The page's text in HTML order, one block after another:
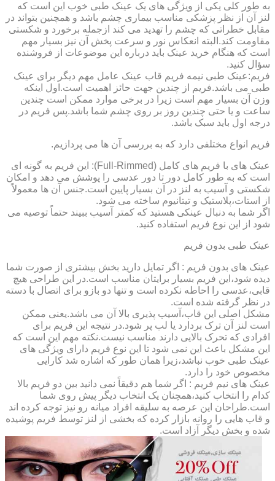
به طور کلی یکی از ویژگی های یک عینک طبی خوب این است که
لنز آن از نظر پزشکی مناسب بیماری چشم باشد و همچنین بتواند در
مقابل خطراتی که چشم را تهدید می کند ازجمله برخورد و شکستی
مقاومت کند.البته انعکاس نور و سرعت پخش آن نیز بسیار مهم
است که هنگام خرید عینک باید درباره این موضوعات از فروشنده
سؤال کنید.
فریم:عینک طبی نیمه فریم قاب عینک عامل مهم دیگر برای عینک
طبی می باشد.فریم از چندین جهت حائز اهمیت است.اول اینکه
وزن آن بسیار مهم است زیرا در برخی موارد ممکن است چندین
ساعت و یا حتی چندین روز بر روی چشم شما باشد.پس فریم در
درجه اول باید سبک باشد.
فریم انواع مختلفی دارد که به بررسی آن ها می پردازیم.
عینک های با فریم های کامل (Full-Rimmed): این فریم به گونه ای
است که به طور کامل دور تا دور عدسی را پوشش می دهد و امکان
شکستی و آسیب به لنز در آن بسیار پایین است.جنس آن ها معمولاً
از استات،پلاستیک و تیتانیوم ساخته می شود.
اگر شما به دنبال عینکی هستید که کمتر آسیب ببیند حتماً توصیه می
شود از این نوع فریم استفاده کنید.
عینک طبی بدون فریم
عینک های بدون فریم : اگر تمایل دارید بخش بیشتری از صورت شما
دیده شود،این فریم بسیار برایتان مناسب است.در این طراحی هیچ
قابی،عدسی را احاطه نکرده است و تنها دو بازو برای اتصال با دسته
در نظر گرفته شده است.
مشکل اصلی این قاب،آسیب پذیری بالا آن می باشد.یعنی ممکن
است لنز آن ترک بردارد یا لب پر شود.در نتیجه این فریم برای
افرادی که تحرک بالایی دارند مناسب نیست.نکته مهم این است که
این مشکل باعث این نمی شود تا این نوع فریم دارای ویژگی های
عینک طبی خوب نباشد،زیرا همان طور که اشاره شد کارایی
مخصوص خود را دارد.
عینک های نیم فریم : اگر شما هم دقیقاً نمی دانید بین دو فریم بالا
کدام را انتخاب کنید،همچنان یک انتخاب دیگر پیش روی شما
است.طراحان این عرصه به سلیقه افراد میانه رو نیز توجه کرده اند
و قاب هایی را روانه بازار کرده که بخشی از لنز توسط فریم پوشیده
شده و بخش دیگر آزاد است.